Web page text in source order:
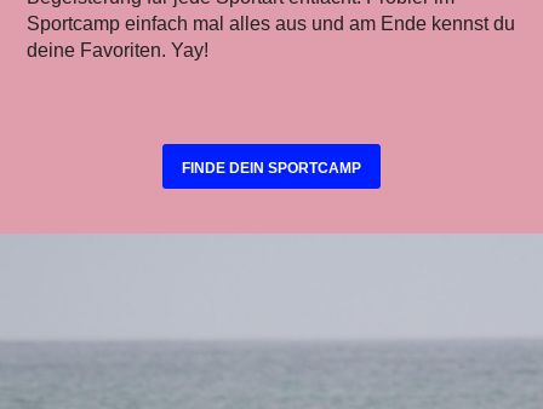
Sportcamp einfach mal alles aus und am Ende kennst du
deine Favoriten. Yay!
FINDE DEIN SPORTCAMP